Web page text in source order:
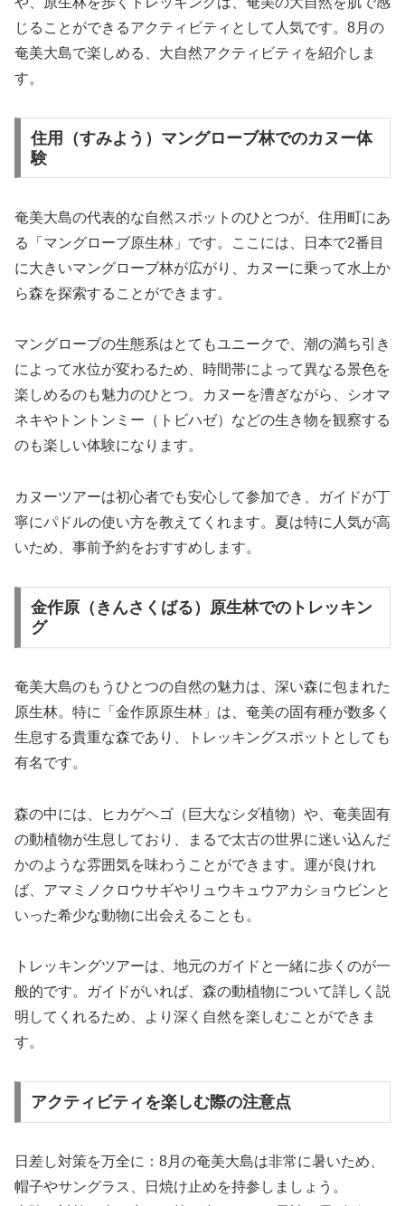
じることができるアクティビティとして人気です。8月の
奄美大島で楽しめる、大自然アクティビティを紹介しま
す。
住用（すみよう）マングローブ林でのカヌー体
験
奄美大島の代表的な自然スポットのひとつが、住用町にあ
る「マングローブ原生林」です。ここには、日本で2番目
に大きいマングローブ林が広がり、カヌーに乗って水上か
ら森を探索することができます。
マングローブの生態系はとてもユニークで、潮の満ち引き
によって水位が変わるため、時間帯によって異なる景色を
楽しめるのも魅力のひとつ。カヌーを漕ぎながら、シオマ
ネキやトントンミー（トビハゼ）などの生き物を観察する
のも楽しい体験になります。
カヌーツアーは初心者でも安心して参加でき、ガイドが丁
寧にパドルの使い方を教えてくれます。夏は特に人気が高
いため、事前予約をおすすめします。
金作原（きんさくばる）原生林でのトレッキン
グ
奄美大島のもうひとつの自然の魅力は、深い森に包まれた
原生林。特に「金作原原生林」は、奄美の固有種が数多く
生息する貴重な森であり、トレッキングスポットとしても
有名です。
森の中には、ヒカゲヘゴ（巨大なシダ植物）や、奄美固有
の動植物が生息しており、まるで太古の世界に迷い込んだ
かのような雰囲気を味わうことができます。運が良けれ
ば、アマミノクロウサギやリュウキュウアカショウビンと
いった希少な動物に出会えることも。
トレッキングツアーは、地元のガイドと一緒に歩くのが一
般的です。ガイドがいれば、森の動植物について詳しく説
明してくれるため、より深く自然を楽しむことができま
す。
アクティビティを楽しむ際の注意点
日差し対策を万全に：8月の奄美大島は非常に暑いため、
帽子やサングラス、日焼け止めを持参しましょう。